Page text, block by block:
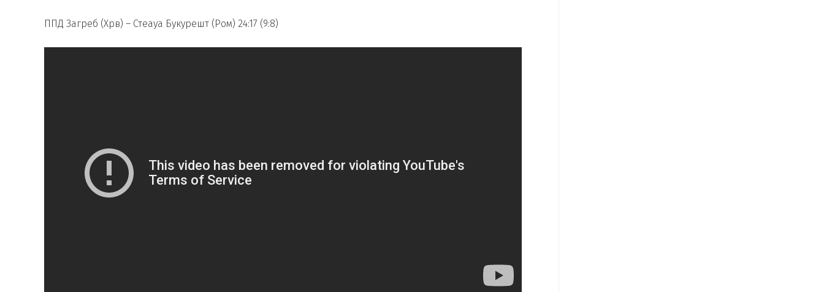
ППД Загреб (Хрв) – Стеауа Букурешт (Ром) 24:17 (9:8)